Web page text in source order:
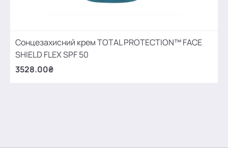
Сонцезахисний крем TOTAL PROTECTION™ FACE
SHIELD FLEX SPF 50
3528.00₴